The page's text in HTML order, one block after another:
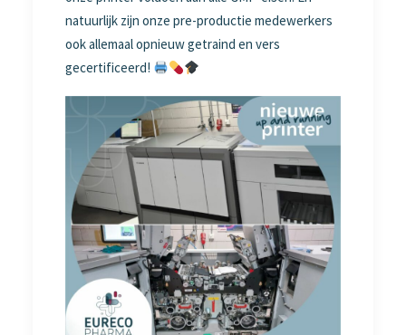
natuurlijk zijn onze pre-productie medewerkers
ook allemaal opnieuw getraind en vers
gecertificeerd!